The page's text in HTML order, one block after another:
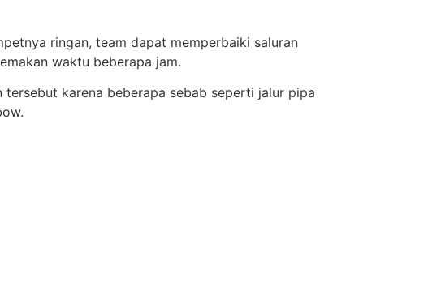
ringan, team dapat memperbaiki saluran
waktu beberapa jam.
tersebut karena beberapa sebab seperti jalur pipa